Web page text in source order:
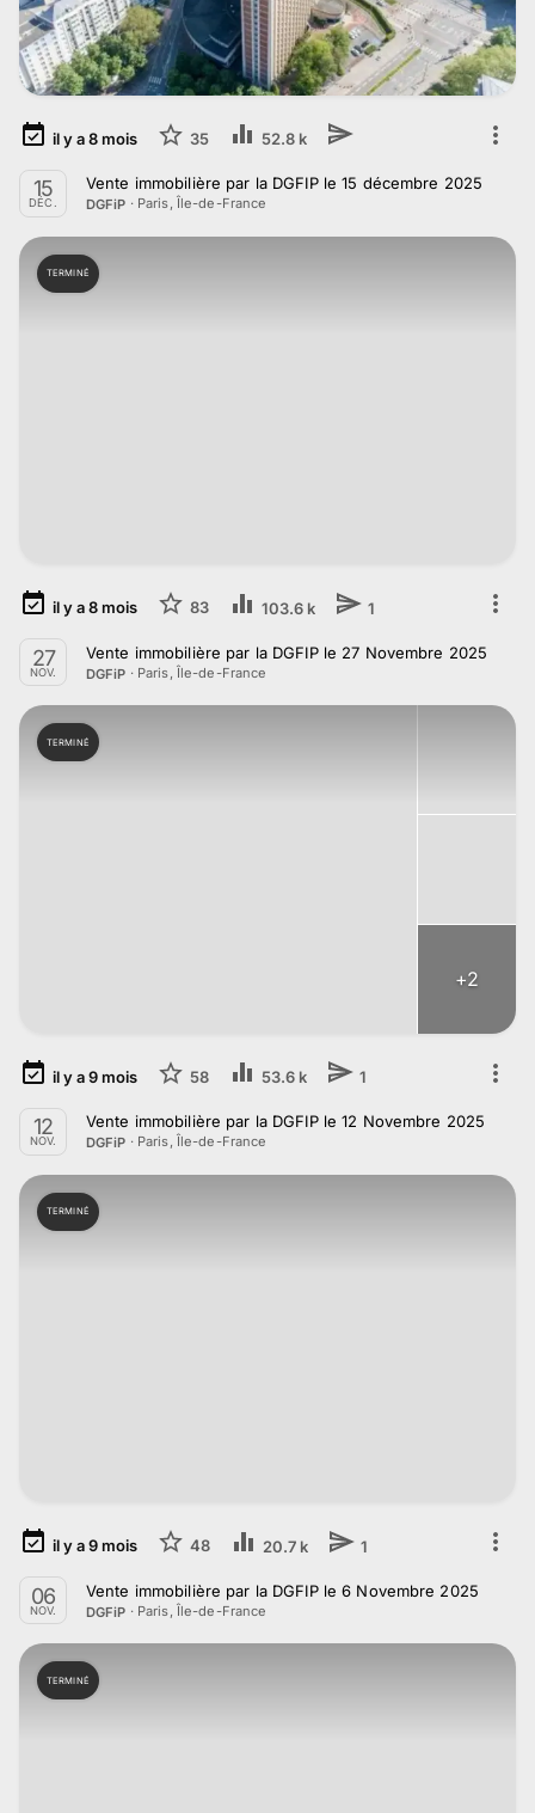
il y a8mois 35 52.8 k
15
DÉC.
Vente immobilière par la DGFIP le 15 décembre 2025
DGFiP · Paris, Île-de-France
TERMINÉ
il y a8mois 83 103.6 k 1
27
NOV.
Vente immobilière par la DGFIP le 27 Novembre 2025
DGFiP · Paris, Île-de-France
TERMINÉ
+2
il y a9mois 58 53.6 k 1
12
NOV.
Vente immobilière par la DGFIP le 12 Novembre 2025
DGFiP · Paris, Île-de-France
TERMINÉ
il y a9mois 48 20.7 k 1
06
NOV.
Vente immobilière par la DGFIP le 6 Novembre 2025
DGFiP · Paris, Île-de-France
TERMINÉ